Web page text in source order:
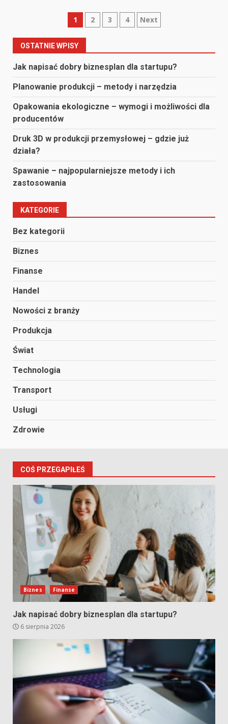
Nawigacja
po
wpisach
1 2 3 4 Next
OSTATNIE WPISY
Jak napisać dobry biznesplan dla startupu?
Planowanie produkcji – metody i narzędzia
Opakowania ekologiczne – wymogi i możliwości dla
producentów
Druk 3D w produkcji przemysłowej – gdzie już
działa?
Spawanie – najpopularniejsze metody i ich
zastosowania
KATEGORIE
Bez kategorii
Biznes
Finanse
Handel
Nowości z branży
Produkcja
Świat
Technologia
Transport
Usługi
Zdrowie
COŚ PRZEGAPIŁEŚ
Biznes Finanse
Jak napisać dobry biznesplan dla startupu?
6 sierpnia 2026